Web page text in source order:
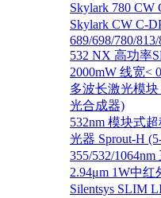
Skylark 780 CW
Skylark CW C-
689/698/780/
532 NX 高功率
2000mW 线宽<
多波长激光模块
光合成器)
532nm 模块式
光器 Sprout-H
355/532/
2.94μm 1W中
Silentsys SLIM